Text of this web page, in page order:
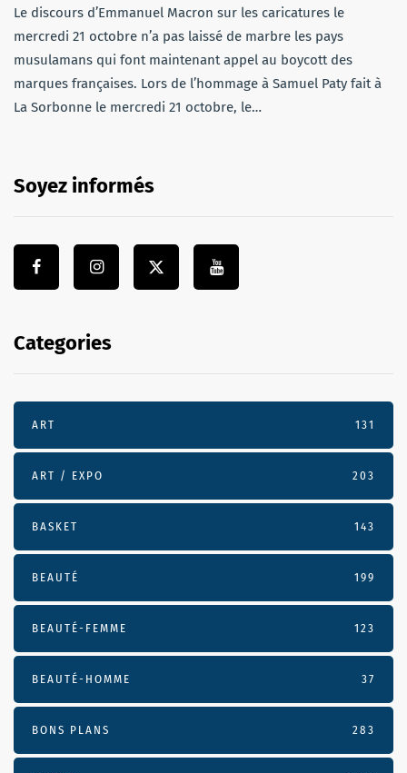
Le discours d’Emmanuel Macron sur les caricatures le
mercredi 21 octobre n’a pas laissé de marbre les pays
musulamans qui font maintenant appel au boycott des
marques françaises. Lors de l’hommage à Samuel Paty fait à
La Sorbonne le mercredi 21 octobre, le…
Soyez informés
Categories
ART 131
ART / EXPO 203
BASKET 143
BEAUTÉ 199
BEAUTÉ-FEMME 123
BEAUTÉ-HOMME 37
BONS PLANS 283